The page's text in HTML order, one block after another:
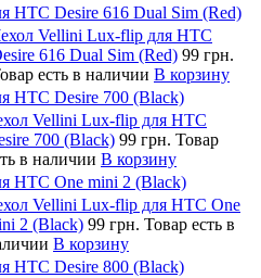
HTC Desire 616 Dual Sim (Red)
Vellini Lux-flip для HTC
616 Dual Sim (Red) 99 грн.
есть в наличии В корзину
HTC Desire 700 (Black)
Vellini Lux-flip для HTC
700 (Black) 99 грн. Товар
в наличии В корзину
HTC One mini 2 (Black)
Vellini Lux-flip для HTC One
2 (Black) 99 грн. Товар есть в
В корзину
HTC Desire 800 (Black)